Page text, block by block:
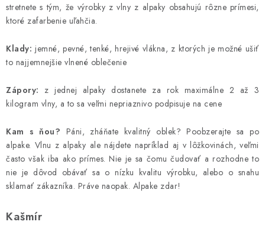
stretnete s tým, že výrobky z vlny z alpaky obsahujú rôzne prímesi,
ktoré zafarbenie uľahčia.
Klady: jemné, pevné, tenké, hrejivé vlákna, z ktorých je možné ušiť
to najjemnejšie vlnené oblečenie
Zápory: z jednej alpaky dostanete za rok maximálne 2 až 3
kilogram vlny, a to sa veľmi nepriaznivo podpisuje na cene
Kam s ňou? Páni, zháňate kvalitný oblek? Poobzerajte sa po
alpake. Vlnu z alpaky ale nájdete napríklad aj v lôžkovinách, veľmi
často však iba ako prímes. Nie je sa čomu čudovať a rozhodne to
nie je dôvod obávať sa o nízku kvalitu výrobku, alebo o snahu
sklamať zákazníka. Práve naopak. Alpake zdar!
Kašmír